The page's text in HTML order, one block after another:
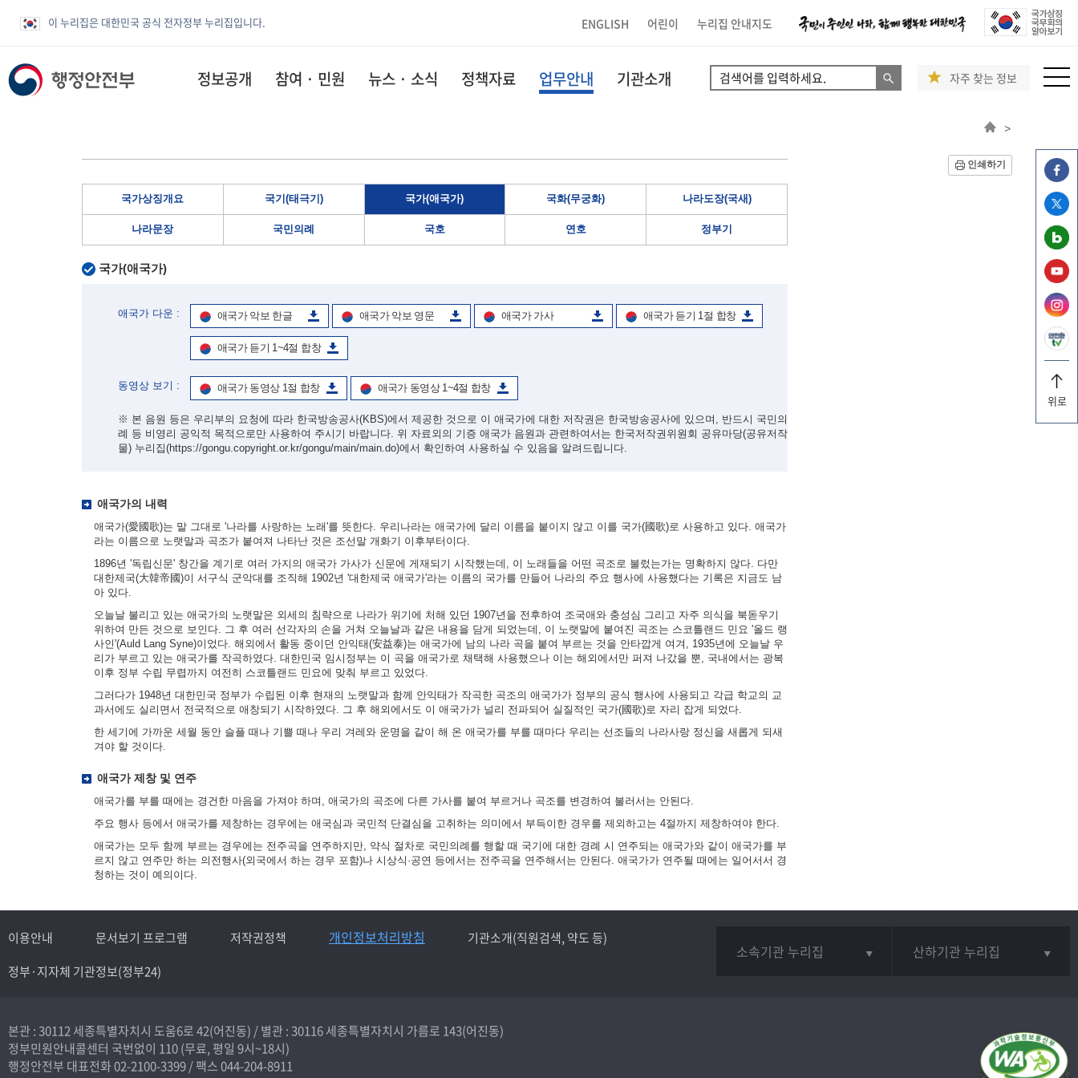
이 누리집은 대한민국 공식 전자정부 누리집입니다. ENGLISH 어린이 누리집 안내지도
위로
정보공개 참여 · 민원 뉴스 · 소식 정책자료 업무안내 기관소개 자주 찾는 정보
>
인쇄하기
국가상징개요 국기(태극기) 국가(애국가) 국화(무궁화) 나라도장(국새)
나라문장 국민의례 국호 연호 정부기
국가(애국가)
애국가 다운 : 애국가 악보 한글 애국가 악보 영문 애국가 가사 애국가 듣기 1절 합창
애국가 듣기 1~4절 합창
동영상 보기 : 애국가 동영상 1절 합창 애국가 동영상 1~4절 합창
※ 본 음원 등은 우리부의 요청에 따라 한국방송공사(KBS)에서 제공한 것으로 이 애국가에 대한 저작권은 한국방송공사에 있으며, 반드시 국민의
례 등 비영리 공익적 목적으로만 사용하여 주시기 바랍니다. 위 자료외의 기증 애국가 음원과 관련하여서는 한국저작권위원회 공유마당(공유저작
물) 누리집(https://gongu.copyright.or.kr/gongu/main/main.do)에서 확인하여 사용하실 수 있음을 알려드립니다.
애국가의 내력
애국가(愛國歌)는 말 그대로 '나라를 사랑하는 노래'를 뜻한다. 우리나라는 애국가에 달리 이름을 붙이지 않고 이를 국가(國歌)로 사용하고 있다. 애국가
라는 이름으로 노랫말과 곡조가 붙여져 나타난 것은 조선말 개화기 이후부터이다.
1896년 '독립신문' 창간을 계기로 여러 가지의 애국가 가사가 신문에 게재되기 시작했는데, 이 노래들을 어떤 곡조로 불렀는가는 명확하지 않다. 다만
대한제국(大韓帝國)이 서구식 군악대를 조직해 1902년 '대한제국 애국가'라는 이름의 국가를 만들어 나라의 주요 행사에 사용했다는 기록은 지금도 남
아 있다.
오늘날 불리고 있는 애국가의 노랫말은 외세의 침략으로 나라가 위기에 처해 있던 1907년을 전후하여 조국애와 충성심 그리고 자주 의식을 북돋우기
위하여 만든 것으로 보인다. 그 후 여러 선각자의 손을 거쳐 오늘날과 같은 내용을 담게 되었는데, 이 노랫말에 붙여진 곡조는 스코틀랜드 민요 '올드 랭
사인'(Auld Lang Syne)이었다. 해외에서 활동 중이던 안익태(安益泰)는 애국가에 남의 나라 곡을 붙여 부르는 것을 안타깝게 여겨, 1935년에 오늘날 우
리가 부르고 있는 애국가를 작곡하였다. 대한민국 임시정부는 이 곡을 애국가로 채택해 사용했으나 이는 해외에서만 퍼져 나갔을 뿐, 국내에서는 광복
이후 정부 수립 무렵까지 여전히 스코틀랜드 민요에 맞춰 부르고 있었다.
그러다가 1948년 대한민국 정부가 수립된 이후 현재의 노랫말과 함께 안익태가 작곡한 곡조의 애국가가 정부의 공식 행사에 사용되고 각급 학교의 교
과서에도 실리면서 전국적으로 애창되기 시작하였다. 그 후 해외에서도 이 애국가가 널리 전파되어 실질적인 국가(國歌)로 자리 잡게 되었다.
한 세기에 가까운 세월 동안 슬플 때나 기쁠 때나 우리 겨레와 운명을 같이 해 온 애국가를 부를 때마다 우리는 선조들의 나라사랑 정신을 새롭게 되새
겨야 할 것이다.
애국가 제창 및 연주
애국가를 부를 때에는 경건한 마음을 가져야 하며, 애국가의 곡조에 다른 가사를 붙여 부르거나 곡조를 변경하여 불러서는 안된다.
주요 행사 등에서 애국가를 제창하는 경우에는 애국심과 국민적 단결심을 고취하는 의미에서 부득이한 경우를 제외하고는 4절까지 제창하여야 한다.
애국가는 모두 함께 부르는 경우에는 전주곡을 연주하지만, 약식 절차로 국민의례를 행할 때 국기에 대한 경례 시 연주되는 애국가와 같이 애국가를 부
르지 않고 연주만 하는 의전행사(외국에서 하는 경우 포함)나 시상식·공연 등에서는 전주곡을 연주해서는 안된다. 애국가가 연주될 때에는 일어서서 경
청하는 것이 예의이다.
이용안내 문서보기 프로그램 저작권정책 개인정보처리방침
기관소개(직원검색, 약도 등)
정부·지자체 기관정보(정부24)
소속기관 누리집 산하기관 누리집
본관 : 30112 세종특별자치시 도움6로 42(어진동) /별관 : 30116 세종특별자치시 가름로 143(어진동)
정부민원안내콜센터 국번없이 110(무료, 평일 9시~18시)
행정안전부 대표전화02-2100-3399/ 팩스 044-204-8911